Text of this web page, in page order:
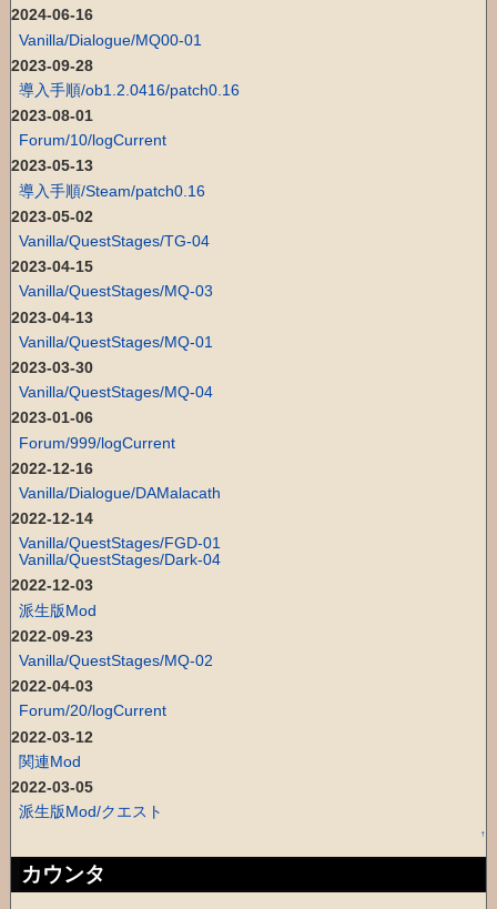
2024-06-16
Vanilla/Dialogue/MQ00-01
2023-09-28
導入手順/ob1.2.0416/patch0.16
2023-08-01
Forum/10/logCurrent
2023-05-13
導入手順/Steam/patch0.16
2023-05-02
Vanilla/QuestStages/TG-04
2023-04-15
Vanilla/QuestStages/MQ-03
2023-04-13
Vanilla/QuestStages/MQ-01
2023-03-30
Vanilla/QuestStages/MQ-04
2023-01-06
Forum/999/logCurrent
2022-12-16
Vanilla/Dialogue/DAMalacath
2022-12-14
Vanilla/QuestStages/FGD-01
Vanilla/QuestStages/Dark-04
2022-12-03
派生版Mod
2022-09-23
Vanilla/QuestStages/MQ-02
2022-04-03
Forum/20/logCurrent
2022-03-12
関連Mod
2022-03-05
派生版Mod/クエスト
↑
カウンタ